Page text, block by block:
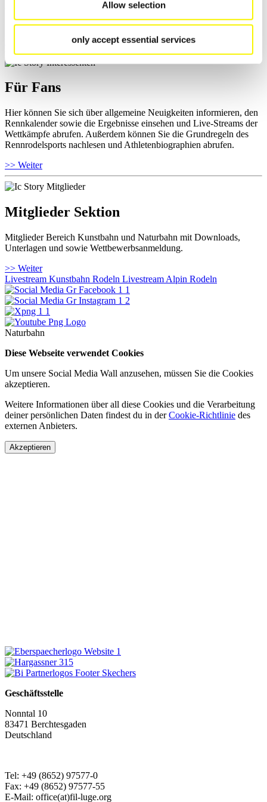
Allow selection
only accept essential services
und Informationen zu Wettkämpfen abrufen. Außerdem können Sie
Ihre Athletenbiographie ansehen.
Für Fans
Hier können Sie sich über allgemeine Neuigkeiten informieren, den
Rennkalender sowie die Ergebnisse einsehen und Live-Streams der
Wettkämpfe abrufen. Außerdem können Sie die Grundregeln des
Rennrodelsports nachlesen und Athletenbiographien abrufen.
>> Weiter
Mitglieder Sektion
Mitglieder Bereich Kunstbahn und Naturbahn mit Downloads,
Unterlagen und sowie Wettbewerbsanmeldung.
>> Weiter
Livestream Kunstbahn Rodeln Livestream Alpin Rodeln
Naturbahn
Diese Webseite verwendet Cookies
Um unsere Social Media Wall anzusehen, müssen Sie die Cookies
akzeptieren.
Weitere Informationen über all diese Cookies und die Verarbeitung
deiner persönlichen Daten findest du in derCookie-Richtlinie des
externen Anbieters.
Akzeptieren
Geschäftsstelle
Nonntal 10
83471 Berchtesgaden
Deutschland
Tel: +49 (8652) 97577-0
Fax: +49 (8652) 97577-55
E-Mail: office(at)fil-luge.org